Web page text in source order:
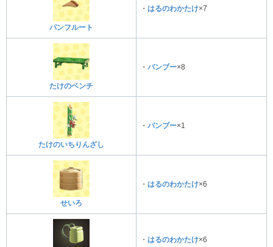
パンフルート
・ はるのわかたけ×7
たけのベンチ
・ バンブー×8
たけのいちりんざし
・ バンブー×1
せいろ
・ はるのわかたけ×6
・ はるのわかたけ×6